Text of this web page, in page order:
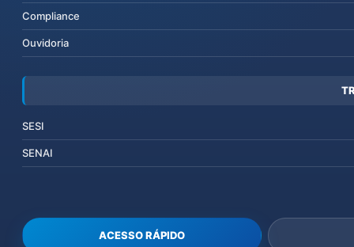
Compliance
Ouvidoria
SESI
SENAI
ACESSO RÁPIDO